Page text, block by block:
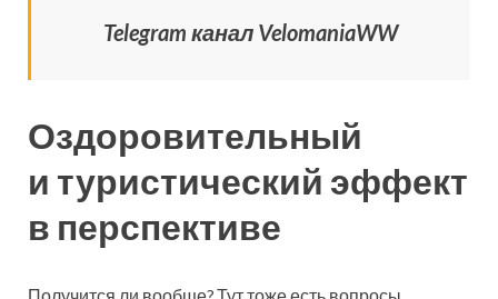
Telegram канал VelomaniaWW
Оздоровительный
и туристический эффект
в перспективе
Получится ли вообще? Тут тоже есть вопросы.